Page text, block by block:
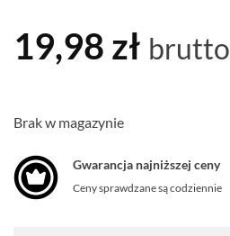
19,98 zł brutto
Brak w magazynie
Gwarancja najniższej ceny
Ceny sprawdzane są codziennie